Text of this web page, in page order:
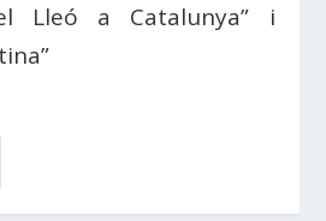
Lleó a Catalunya” i